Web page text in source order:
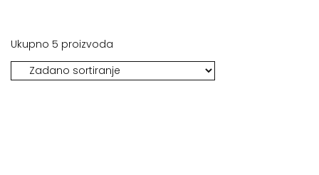
Ukupno 5 proizvoda